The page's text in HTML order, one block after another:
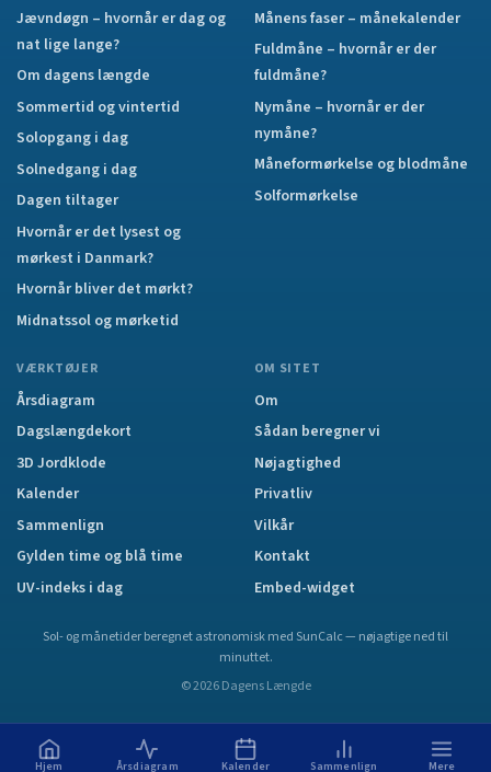
Jævndøgn – hvornår er dag og
nat lige lange?
Om dagens længde
Sommertid og vintertid
Solopgang i dag
Solnedgang i dag
Dagen tiltager
Hvornår er det lysest og
mørkest i Danmark?
Hvornår bliver det mørkt?
Midnatssol og mørketid
Månens faser – månekalender
Fuldmåne – hvornår er der
fuldmåne?
Nymåne – hvornår er der
nymåne?
Måneformørkelse og blodmåne
Solformørkelse
VÆRKTØJER
Årsdiagram
Dagslængdekort
3D Jordklode
Kalender
Sammenlign
Gylden time og blå time
UV-indeks i dag
OM SITET
Om
Sådan beregner vi
Nøjagtighed
Privatliv
Vilkår
Kontakt
Embed-widget
Sol- og månetider beregnet astronomisk med SunCalc — nøjagtige ned til
minuttet.
©2026 Dagens Længde
Hjem Årsdiagram Kalender Sammenlign Mere